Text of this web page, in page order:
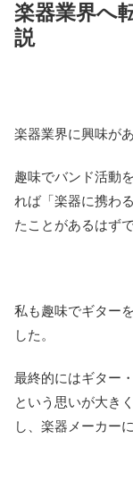
楽器業界へ
説
楽器業界に興味が
趣味でバンド活動
れば「楽器に携わ
たことがあるはずで
私も趣味でギター
した。
最終的にはギター
という思いが大き
し、楽器メーカー